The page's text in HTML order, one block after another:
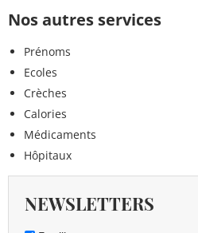
Nos autres services
Prénoms
Ecoles
Crèches
Calories
Médicaments
Hôpitaux
NEWSLETTERS